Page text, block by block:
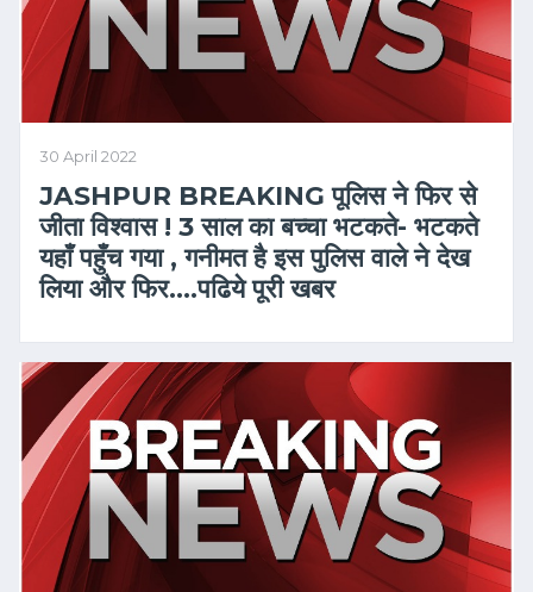
30 April 2022
JASHPUR BREAKING पूलिस ने फिर से
जीता विश्वास ! 3 साल का बच्चा भटकते- भटकते
यहाँ पहुँच गया , गनीमत है इस पुलिस वाले ने देख
लिया और फिर….पढिये पूरी खबर